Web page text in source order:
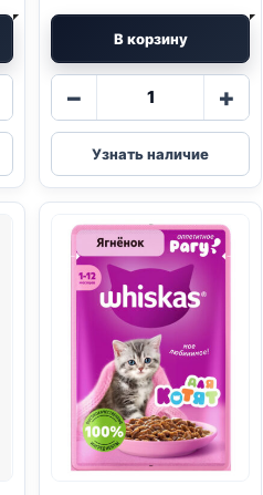
В корзину
−
Количество
Whiskas
(ТЕЛЯТИНА
И
75г
+
Узнать наличие